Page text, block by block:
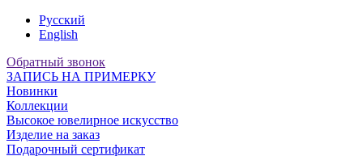
Русский
English
Обратный звонок
ЗАПИСЬ НА ПРИМЕРКУ
Новинки
Коллекции
Высокое ювелирное искусство
Изделие на заказ
Подарочный сертификат